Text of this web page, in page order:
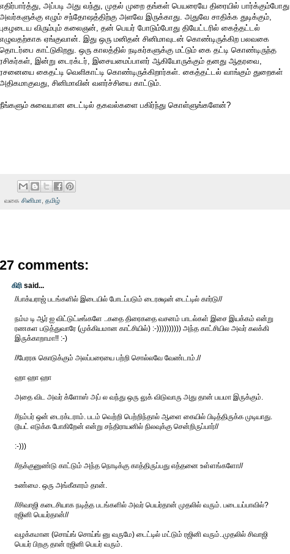
எதிர்பார்த்து, அப்படி அது வந்து, முதல் முறை தங்கள் பெயரையே திரையில் பார்க்கும்போது
அவர்களுக்கு எழும் சந்தோஷத்திற்கு அளவே இருக்காது. அதுவே சாதிக்க துடிக்கும்,
புகழடைய விரும்பும் கலைஞன், தன் பெயர் போடும்போது தியேட்டரில் கைத்தட்டல்
எழுவதற்காக ஏங்குவான். இது ஒரு மனிதன் சினிமாவுடன் கொண்டிருக்கிற பலவகை
தொடர்பை காட்டுகிறது. ஒரு காலத்தில் நடிகர்களுக்கு மட்டும் கை தட்டி கொண்டிருந்த
ரசிகர்கள், இன்று டைரக்டர், இசையமைப்பாளர் ஆகியோருக்கும் தனது ஆதரவை,
ரசனையை கைதட்டி வெளிகாட்டி கொண்டிருக்கிறார்கள். கைத்தட்டல் வாங்கும் துறைகள்
அதிகமாகுவது, சினிமாவின் வளர்ச்சியை காட்டும்.
நீங்களும் சுவையான டைட்டில் தகவல்களை பகிர்ந்து கொள்ளுங்களேன்?
வகை சினிமா தமிழ்
27 comments:
கிரி said...
//பாக்யராஜ் படங்களில் இடையில் போடப்படும் டைரக்ஷன் டைட்டில் கார்டு//
நம்ம டி ஆர் ஐ விட்டுட்டீங்களே ..கதை திரைகதை வசனம் பாடல்கள் இசை இயக்கம் என்று
ரணகள படுத்துவாரே (முக்கியமான காட்சியில்) :-)))))))))) அந்த காட்சியில அவர் கலக்கி
இருக்காறாமா!! :-)
//பேரரசு கொடுக்கும் அலப்பரையை பற்றி சொல்லவே வேண்டாம்.//
ஹா ஹா ஹா
அதை விட அவர் க்ளோஸ் அப் ல வந்து ஒரு லுக் விடுவாரு அது தான் பயமா இருக்கும்.
//நம்பர் ஒன் டைரக்டராம். படம் வெற்றி பெற்றிந்தால் ஆளை கையில் பிடித்திருக்க முடியாது.
டூயட் எடுக்க போகிறேன் என்று சந்திராயனில் நிலவுக்கு சென்றிருப்பார்//
:-)))
//தக்குனுண்டு காட்டும் அந்த நொடிக்கு காத்திருப்பது எத்தனை உள்ளங்களோ//
உண்மை. ஒரு அங்கீகாரம் தான்.
//சிவாஜி கடைசியாக நடித்த படங்களில் அவர் பெயர்தான் முதலில் வரும். படையப்பாவில்?
ரஜினி பெயர்தான்//
வழக்கமான (சொய்ங் சொய்ங் னு வருமே) டைட்டில் மட்டும் ரஜினி வரும்..முதலில் சிவாஜி
பெயர் பிறகு தான் ரஜினி பெயர் வரும்.